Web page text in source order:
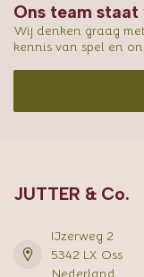
Ons team
Wij denken graag
kennis van spel en
JUTTER & Co.
IJzerweg 2
5342 LX Oss
Nederland